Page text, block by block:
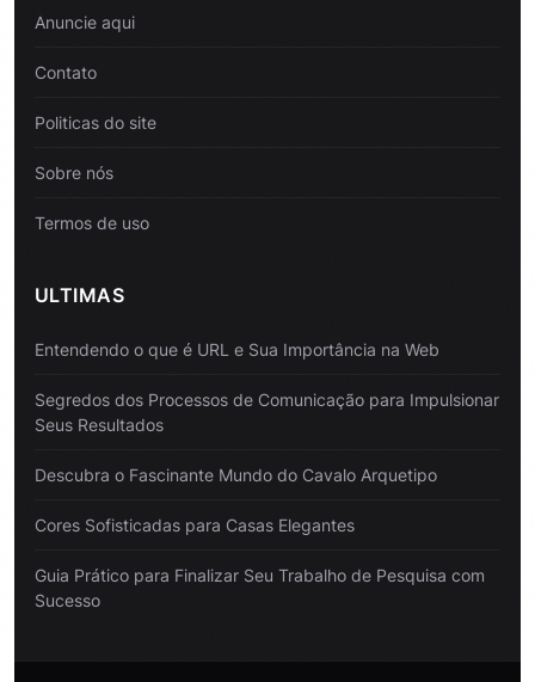
Anuncie aqui
Contato
Politicas do site
Sobre nós
Termos de uso
ULTIMAS
Entendendo o que é URL e Sua Importância na Web
Segredos dos Processos de Comunicação para Impulsionar
Seus Resultados
Descubra o Fascinante Mundo do Cavalo Arquetipo
Cores Sofisticadas para Casas Elegantes
Guia Prático para Finalizar Seu Trabalho de Pesquisa com
Sucesso